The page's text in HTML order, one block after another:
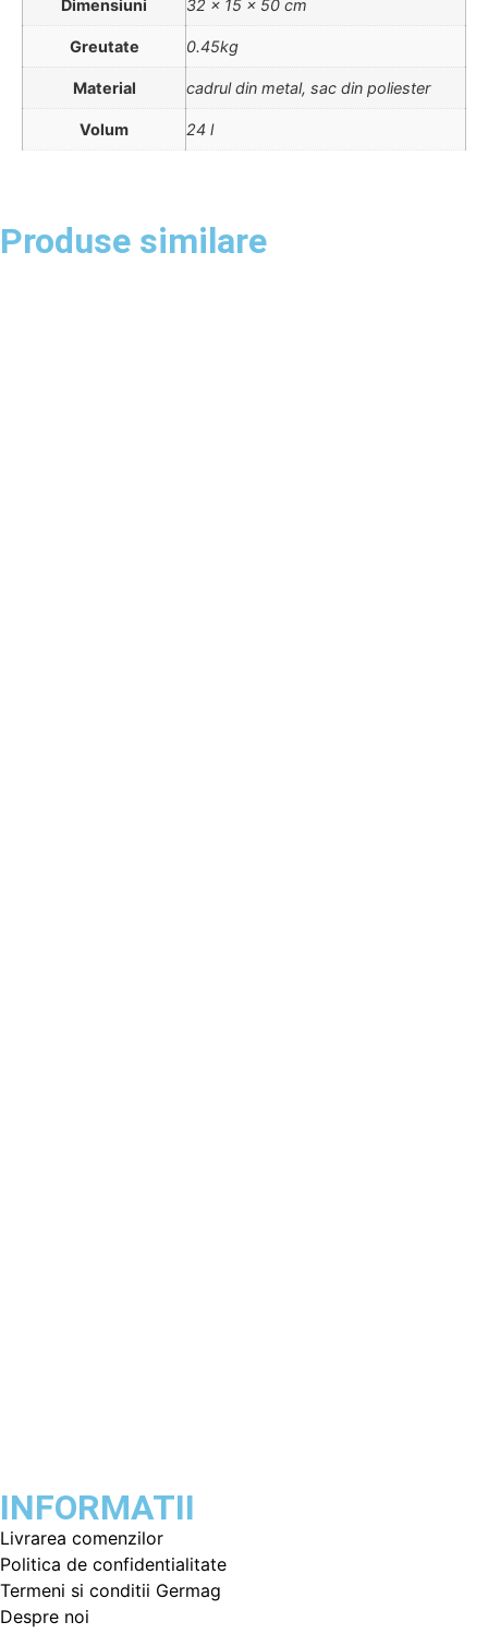
Dimensiuni 32 x 15 x 50 cm
Greutate 0.45kg
Material cadrul din metal, sac din poliester
Volum 24 l
Produse similare
INFORMATII
Livrarea comenzilor
Politica de confidentialitate
Termeni si conditii Germag
Despre noi